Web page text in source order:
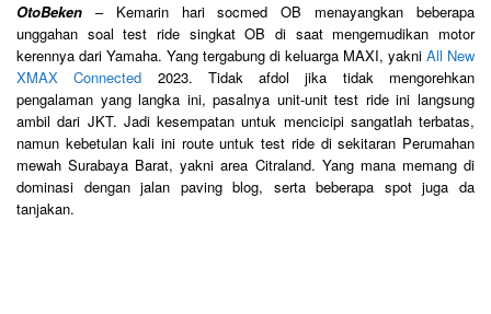
OtoBeken – Kemarin hari socmed OB menayangkan beberapa
unggahan soal test ride singkat OB di saat mengemudikan motor
kerennya dari Yamaha. Yang tergabung di keluarga MAXI, yakni All New
XMAX Connected 2023. Tidak afdol jika tidak mengorehkan
pengalaman yang langka ini, pasalnya unit-unit test ride ini langsung
ambil dari JKT. Jadi kesempatan untuk mencicipi sangatlah terbatas,
namun kebetulan kali ini route untuk test ride di sekitaran Perumahan
mewah Surabaya Barat, yakni area Citraland. Yang mana memang di
dominasi dengan jalan paving blog, serta beberapa spot juga da
tanjakan.